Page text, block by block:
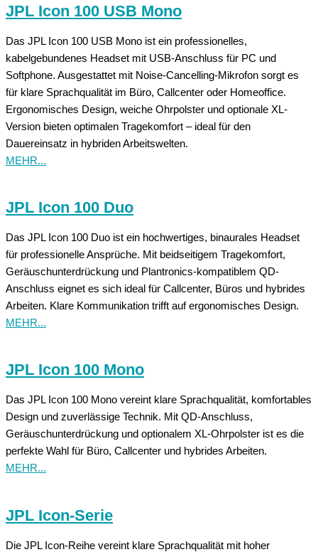
JPL Icon 100 USB Mono
Das JPL Icon 100 USB Mono ist ein professionelles,
kabelgebundenes Headset mit USB-Anschluss für PC und
Softphone. Ausgestattet mit Noise-Cancelling-Mikrofon sorgt es
für klare Sprachqualität im Büro, Callcenter oder Homeoffice.
Ergonomisches Design, weiche Ohrpolster und optionale XL-
Version bieten optimalen Tragekomfort – ideal für den
Dauereinsatz in hybriden Arbeitswelten.
MEHR...
JPL Icon 100 Duo
Das JPL Icon 100 Duo ist ein hochwertiges, binaurales Headset
für professionelle Ansprüche. Mit beidseitigem Tragekomfort,
Geräuschunterdrückung und Plantronics-kompatiblem QD-
Anschluss eignet es sich ideal für Callcenter, Büros und hybrides
Arbeiten. Klare Kommunikation trifft auf ergonomisches Design.
MEHR...
JPL Icon 100 Mono
Das JPL Icon 100 Mono vereint klare Sprachqualität, komfortables
Design und zuverlässige Technik. Mit QD-Anschluss,
Geräuschunterdrückung und optionalem XL-Ohrpolster ist es die
perfekte Wahl für Büro, Callcenter und hybrides Arbeiten.
MEHR...
JPL Icon-Serie
Die JPL Icon-Reihe vereint klare Sprachqualität mit hoher